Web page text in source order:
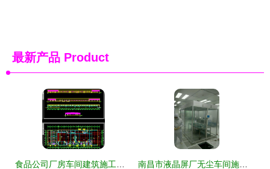
最新产品 Product